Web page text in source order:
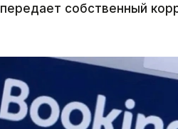
собственный